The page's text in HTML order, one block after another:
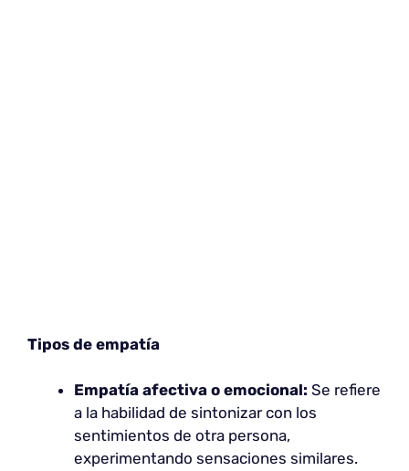
Tipos de empatía
Empatía afectiva o emocional: Se refiere
a la habilidad de sintonizar con los
sentimientos de otra persona,
experimentando sensaciones similares.